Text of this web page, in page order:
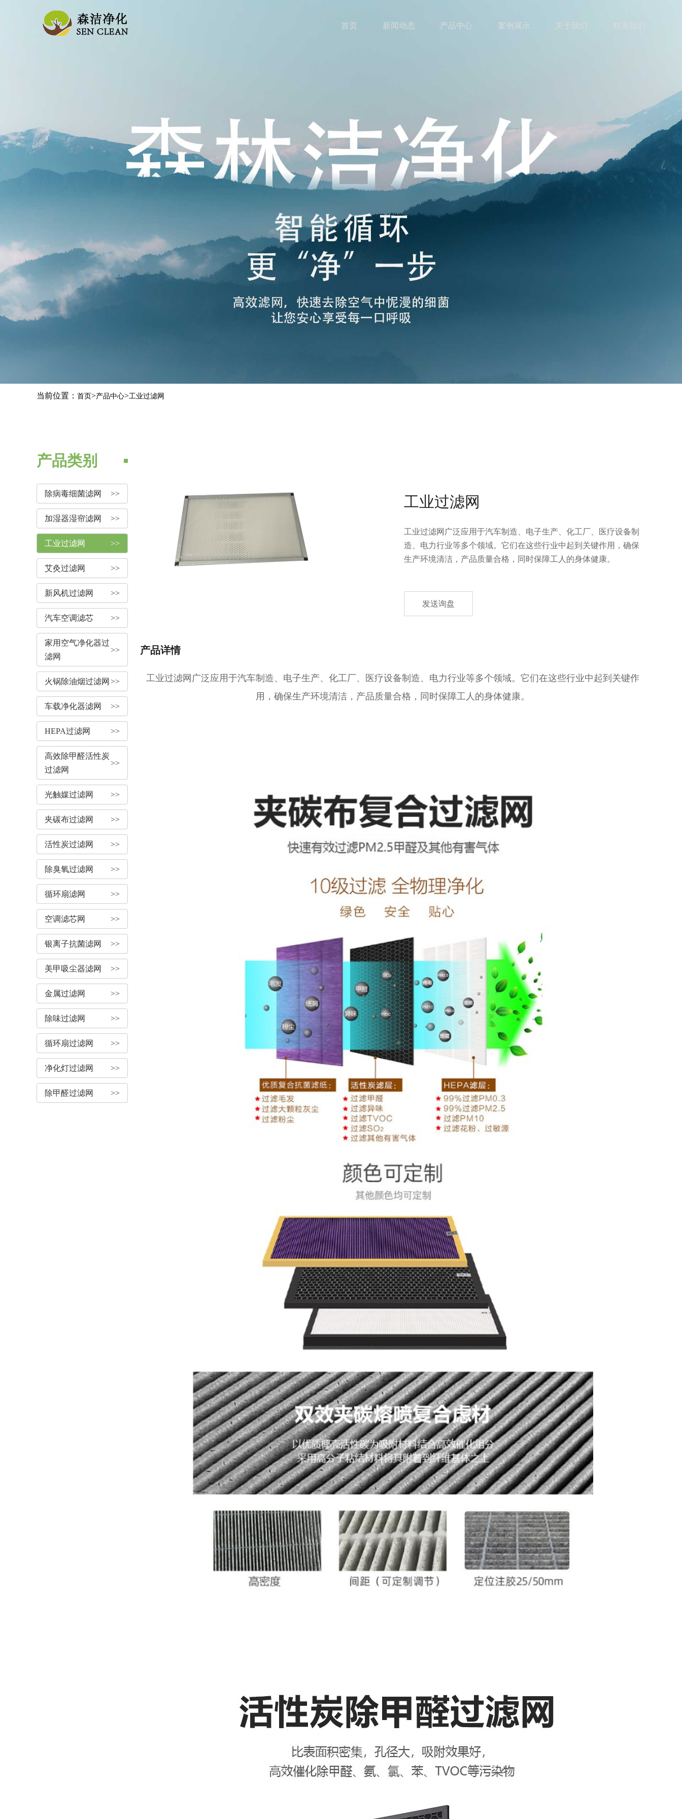
首页 新闻动态 产品中心 案例展示 关于我们 联系我们
当前位置： 首页>产品中心>工业过滤网
产品类别
除病毒细菌滤网 >>
加湿器湿帘滤网 >>
工业过滤网 >>
艾灸过滤网 >>
新风机过滤网 >>
汽车空调滤芯 >>
家用空气净化器过
滤网
>>
火锅除油烟过滤网 >>
车载净化器滤网 >>
HEPA过滤网 >>
高效除甲醛活性炭
过滤网
>>
光触媒过滤网 >>
夹碳布过滤网 >>
活性炭过滤网 >>
除臭氧过滤网 >>
循环扇滤网 >>
空调滤芯网 >>
银离子抗菌滤网 >>
美甲吸尘器滤网 >>
金属过滤网 >>
除味过滤网 >>
循环扇过滤网 >>
净化灯过滤网 >>
除甲醛过滤网 >>
工业过滤网
工业过滤网广泛应用于汽车制造、电子生产、化工厂、医疗设备制
造、电力行业等多个领域。它们在这些行业中起到关键作用，确保
生产环境清洁，产品质量合格，同时保障工人的身体健康。
发送询盘
产品详情
工业过滤网广泛应用于汽车制造、电子生产、化工厂、医疗设备制造、电力行业等多个领域。它们在这些行业中起到关键作
用，确保生产环境清洁，产品质量合格，同时保障工人的身体健康。